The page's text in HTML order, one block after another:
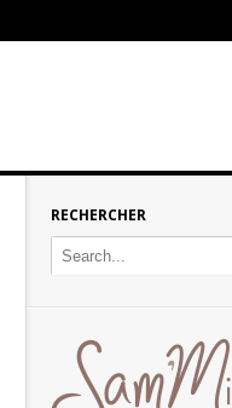
RECHERCHER